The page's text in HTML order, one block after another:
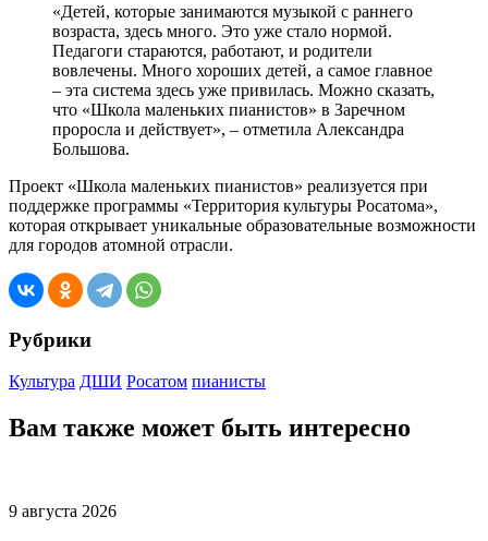
«Детей, которые занимаются музыкой с раннего
возраста, здесь много. Это уже стало нормой.
Педагоги стараются, работают, и родители
вовлечены. Много хороших детей, а самое главное
– эта система здесь уже привилась. Можно сказать,
что «Школа маленьких пианистов» в Заречном
проросла и действует», – отметила Александра
Большова.
Проект «Школа маленьких пианистов» реализуется при
поддержке программы «Территория культуры Росатома»,
которая открывает уникальные образовательные возможности
для городов атомной отрасли.
Рубрики
Культура ДШИ Росатом пианисты
Вам также может быть интересно
9 августа 2026